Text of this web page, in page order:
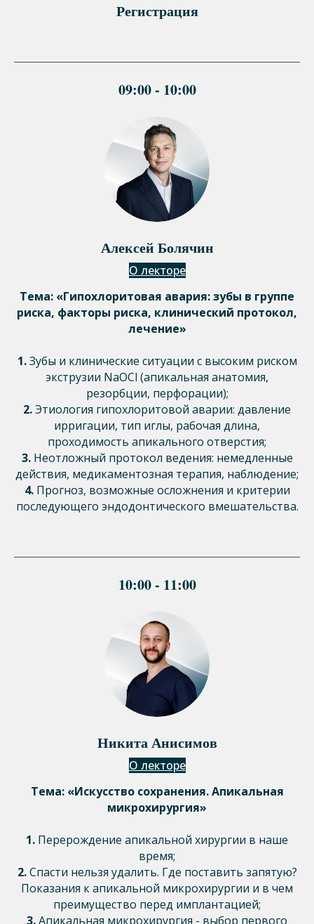
Регистрация
09:00 - 10:00
Алексей Болячин
О лекторе
Тема: «Гипохлоритовая авария: зубы в группе
риска, факторы риска, клинический протокол,
лечение»
1.Зубы и клинические ситуации с высоким риском
экструзии NaOCl (апикальная анатомия,
резорбции, перфорации);
2.Этиология гипохлоритовой аварии: давление
ирригации, тип иглы, рабочая длина,
проходимость апикального отверстия;
3. Неотложный протокол ведения: немедленные
действия, медикаментозная терапия, наблюдение;
4. Прогноз, возможные осложнения и критерии
последующего эндодонтического вмешательства.
10:00 - 11:00
Никита Анисимов
О лекторе
Тема: «Искусство сохранения. Апикальная
микрохирургия»
1. Перерождение апикальной хирургии в наше
время;
2.Спасти нельзя удалить. Где поставить запятую?
Показания к апикальной микрохирургии и в чем
преимущество перед имплантацией;
3.Апикальная микрохирургия - выбор первого